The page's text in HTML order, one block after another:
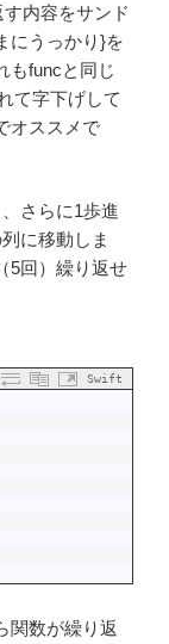
内容をサンド
にうっかり}を
もfuncと同じ
て字下げして
オススメで
さらに1歩進
に移動しま
5回）繰り返せ
Swift
関数が繰り返